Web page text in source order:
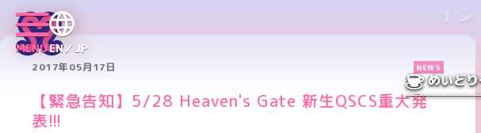
MENUEN／JP
めいど
イ
2017年05月17日 NEWS
【緊急告知】5/28 Heaven's Gate 新生QSCS重大発
表!!!